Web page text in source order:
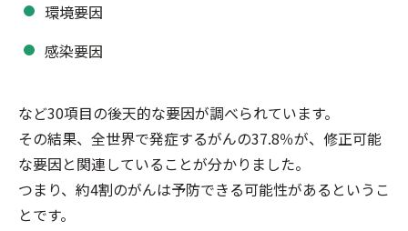
環境要因
感染要因
など30項目の後天的な要因が調べられています。
その結果、全世界で発症するがんの37.8％が、修正可能
な要因と関連していることが分かりました。
つまり、約4割のがんは予防できる可能性があるというこ
とです。